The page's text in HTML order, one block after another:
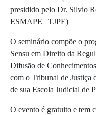
presidido pelo Dr. Silvio
ESMAPE | TJPE)
O seminário compõe o
Sensu em Direito da
Difusão de
com o Tribunal de Justiça
de sua Escola Judicial de
O evento é gratuito e tem